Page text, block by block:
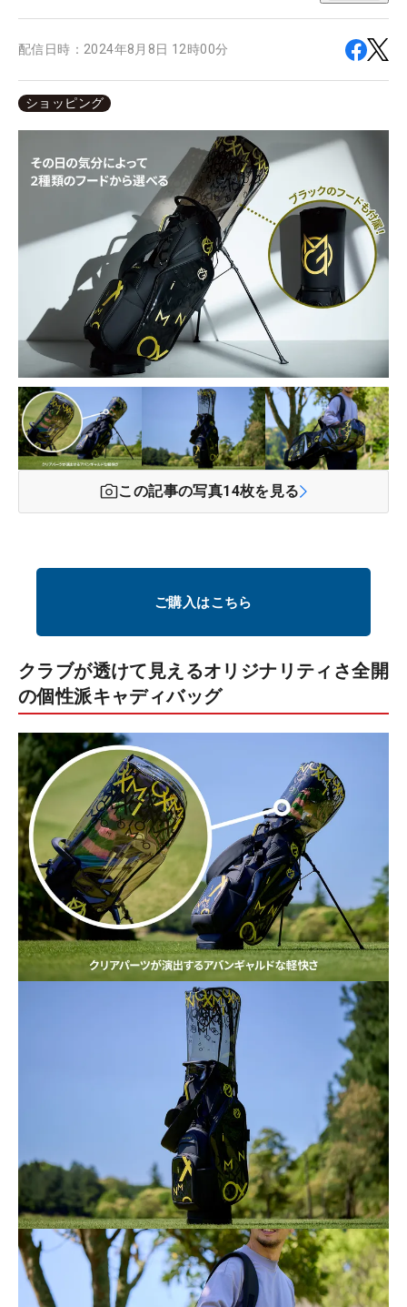
配信日時： 2024年8月8日 12時00分
ショッピング
この記事の写真14枚を見る
ご購入はこちら
クラブが透けて見えるオリジナリティさ全開
の個性派キャディバッグ